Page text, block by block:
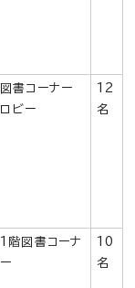
図書コーナー
ロビー
12
名
1階図書コーナ
ー
10
名